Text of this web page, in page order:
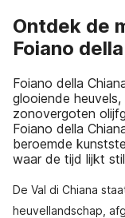
Ontdek de
Foiano
Foiano della
glooiende
zonovergoten
Foiano della
beroemde
waar de tijd lijkt
De Val di Chiana
heuvellandschap,